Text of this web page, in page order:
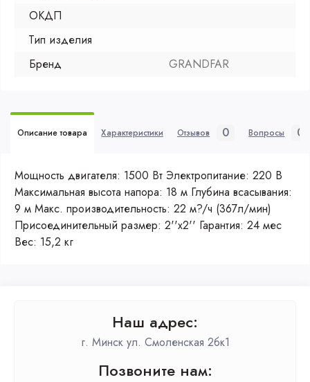
ОКДП
Тип изделия
Бренд
GRANDFAR
Описание товара Характеристики Отзывов 0 Вопросы 0
Мощность двигателя: 1500 Вт Электропитание: 220 В
Максимальная высота напора: 18 м Глубина всасывания:
9 м Макс. производительность: 22 м?/ч (367л/мин)
Присоединительный размер: 2''х2'' Гарантия: 24 мес
Вес: 15,2 кг
Наш адрес:
г. Минск ул. Смоленская 2бк1
Позвоните нам: